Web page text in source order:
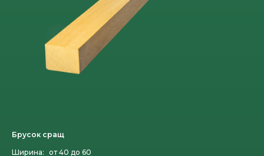
Брусок сращ
Ширина: от 40 до 60